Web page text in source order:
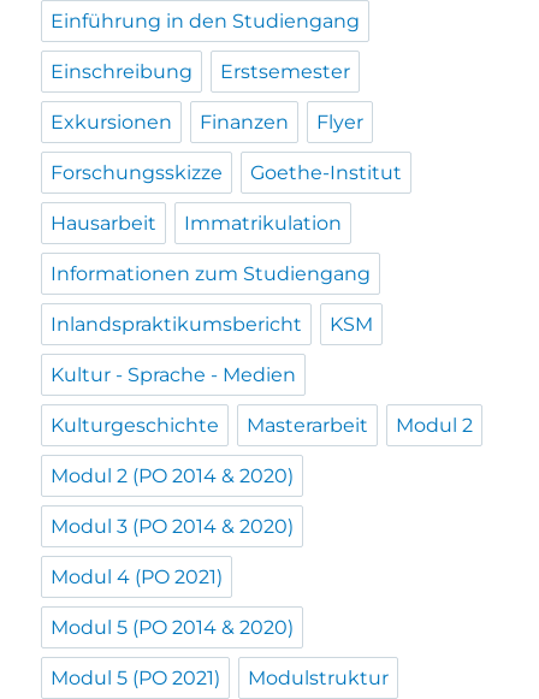
Einführung in den Studiengang
Einschreibung Erstsemester
Exkursionen Finanzen Flyer
Forschungsskizze Goethe-Institut
Hausarbeit Immatrikulation
Informationen zum Studiengang
Inlandspraktikumsbericht KSM
Kultur - Sprache - Medien
Kulturgeschichte Masterarbeit Modul 2
Modul 2 (PO 2014 & 2020)
Modul 3 (PO 2014 & 2020)
Modul 4 (PO 2021)
Modul 5 (PO 2014 & 2020)
Modul 5 (PO 2021) Modulstruktur